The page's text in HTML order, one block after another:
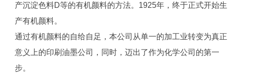
产沉淀色料D等的有机颜料的方法。1925年，终于正式开始生
产有机颜料。
通过有机颜料的自给自足，本公司从单一的加工业转变为真正
意义上的印刷油墨公司，同时，迈出了作为化学公司的第一
步。